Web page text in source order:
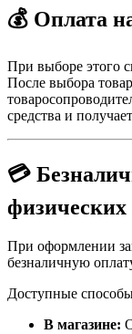
💰 Оплата
При выборе этого
После выбора
средства и
💳
При оформлении
безналичную
Доступные
В магазине: